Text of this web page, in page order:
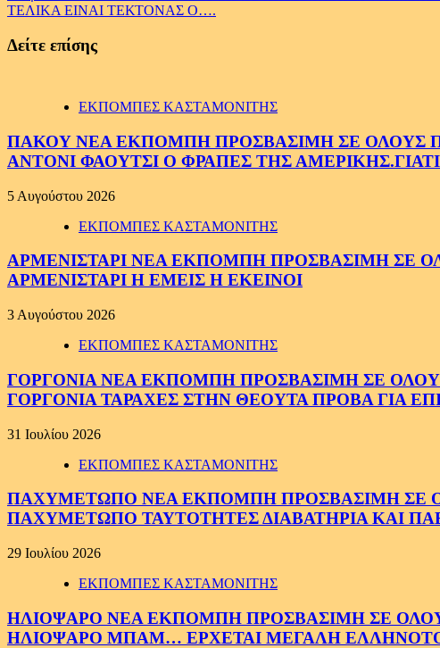
ΤΕΛΙΚΑ ΕΙΝΑΙ ΤΕΚΤΟΝΑΣ Ο….
Δείτε επίσης
ΕΚΠΟΜΠΕΣ ΚΑΣΤΑΜΟΝΙΤΗΣ
ΠΑΚΟΥ ΝΕΑ ΕΚΠΟΜΠΗ ΠΡΟΣΒΑΣΙΜΗ ΣΕ ΟΛΟΥΣ
ΑΝΤΟΝΙ ΦΑΟΥΤΣΙ Ο ΦΡΑΠΕΣ ΤΗΣ
5 Αυγούστου 2026
ΕΚΠΟΜΠΕΣ ΚΑΣΤΑΜΟΝΙΤΗΣ
ΑΡΜΕΝΙΣΤΑΡΙ ΝΕΑ ΕΚΠΟΜΠΗ ΠΡΟΣΒΑΣΙΜΗ ΣΕ
ΑΡΜΕΝΙΣΤΑΡΙ Η ΕΜΕΙΣ Η ΕΚΕΙΝΟΙ
3 Αυγούστου 2026
ΕΚΠΟΜΠΕΣ ΚΑΣΤΑΜΟΝΙΤΗΣ
ΓΟΡΓΟΝΙΑ ΝΕΑ ΕΚΠΟΜΠΗ ΠΡΟΣΒΑΣΙΜΗ ΣΕ ΟΛΟΥΣ
ΓΟΡΓΟΝΙΑ ΤΑΡΑΧΕΣ ΣΤΗΝ ΘΕΟΥΤΑ ΠΡΟΒΑ ΓΙΑ
31 Ιουλίου 2026
ΕΚΠΟΜΠΕΣ ΚΑΣΤΑΜΟΝΙΤΗΣ
ΠΑΧΥΜΕΤΩΠΟ ΝΕΑ ΕΚΠΟΜΠΗ ΠΡΟΣΒΑΣΙΜΗ ΣΕ
ΠΑΧΥΜΕΤΩΠΟ ΤΑΥΤΟΤΗΤΕΣ ΔΙΑΒΑΤΗΡΙΑ ΚΑΙ
29 Ιουλίου 2026
ΕΚΠΟΜΠΕΣ ΚΑΣΤΑΜΟΝΙΤΗΣ
ΗΛΙΟΨΑΡΟ ΝΕΑ ΕΚΠΟΜΠΗ ΠΡΟΣΒΑΣΙΜΗ ΣΕ
ΗΛΙΟΨΑΡΟ ΜΠΑΜ… ΕΡΧΕΤΑΙ ΜΕΓΑΛΗ